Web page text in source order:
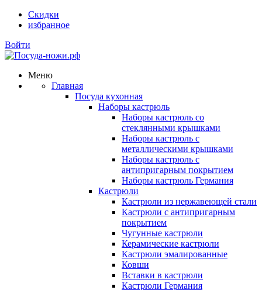
Скидки
избранное
Войти
Меню
Главная
Посуда кухонная
Наборы кастрюль
Наборы кастрюль со
стеклянными крышками
Наборы кастрюль с
металлическими крышками
Наборы кастрюль с
антипригарным покрытием
Наборы кастрюль Германия
Кастрюли
Кастрюли из нержавеющей стали
Кастрюли с антипригарным
покрытием
Чугунные кастрюли
Керамические кастрюли
Кастрюли эмалированные
Ковши
Вставки в кастрюли
Кастрюли Германия